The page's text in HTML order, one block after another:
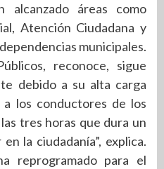
alcanzado áreas como
Atención Ciudadana y
municipales.
reconoce, sigue
debido a su alta carga
a los conductores de los
tres horas que dura un
la ciudadanía”, explica.
reprogramado para el